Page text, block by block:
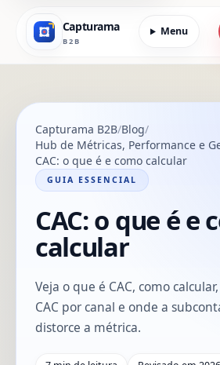
Capturama
B2B
Menu
Capturama B2B Blog
Hub de Métricas, Performance e
CAC: o que é e como calcular
GUIA ESSENCIAL
CAC: o que é e
calcular
Veja o que é CAC, como
CAC por canal e onde a
distorce a métrica.